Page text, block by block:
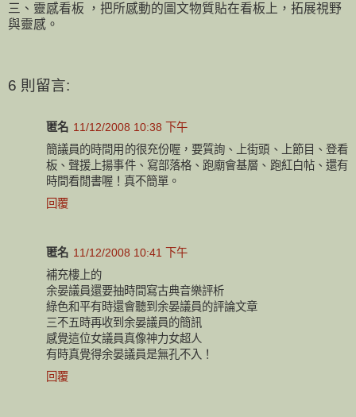
三、靈感看板 ，把所感動的圖文物質貼在看板上，拓展視野
與靈感。
6 則留言:
匿名 11/12/2008 10:38 下午
簡議員的時間用的很充份喔，要質詢、上街頭、上節目、登看
板、聲援上揚事件、寫部落格、跑廟會基層、跑紅白帖、還有
時間看閒書喔！真不簡單。
回覆
匿名 11/12/2008 10:41 下午
補充樓上的
余晏議員還要抽時間寫古典音樂評析
綠色和平有時還會聽到余晏議員的評論文章
三不五時再收到余晏議員的簡訊
感覺這位女議員真像神力女超人
有時真覺得余晏議員是無孔不入！
回覆